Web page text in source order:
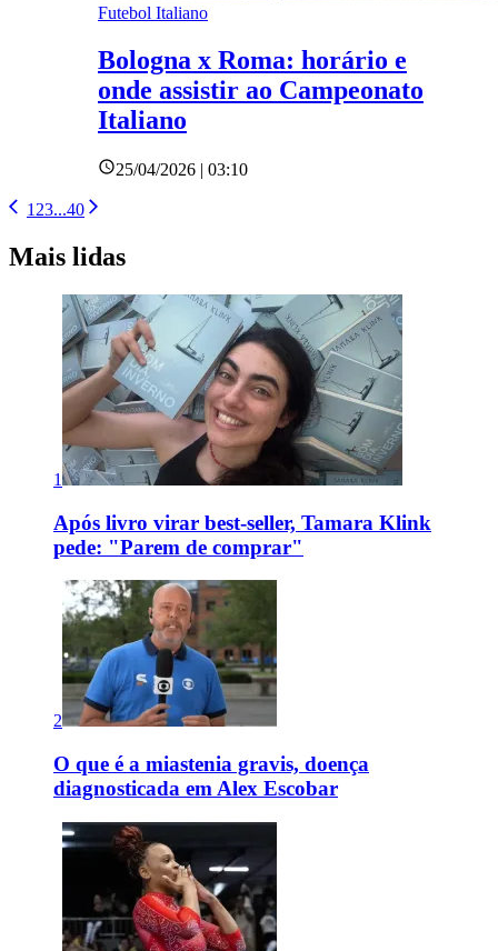
Futebol Italiano
Bologna x Roma: horário e
onde assistir ao Campeonato
Italiano
25/04/2026 | 03:10
1 23...40
Mais lidas
1
Após livro virar best-seller, Tamara Klink
pede: "Parem de comprar"
2
O que é a miastenia gravis, doença
diagnosticada em Alex Escobar